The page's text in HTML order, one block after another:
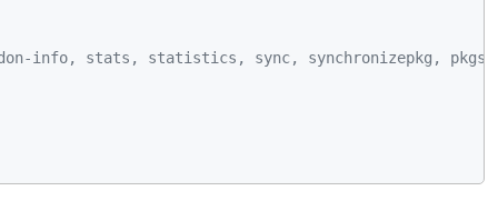
info, stats, statistics, sync, synchronizepkg,